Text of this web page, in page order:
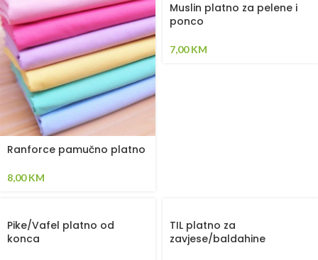
Ranforce pamučno platno
8,00KM
Muslin platno za pelene i
ponco
7,00KM
Pike/Vafel platno od
konca
TIL platno za
zavjese/baldahine